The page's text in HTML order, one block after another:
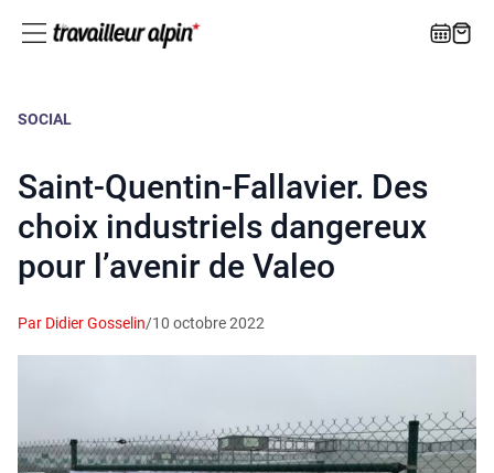
SOCIAL
Saint-Quentin-Fallavier. Des
choix industriels dangereux
pour l’avenir de Valeo
Par Didier Gosselin/10 octobre 2022